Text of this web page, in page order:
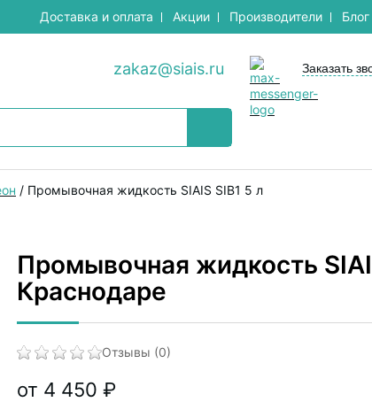
Доставка и оплата Акции Производители Блог
zakaz@siais.ru Заказать
/ Промывочная жидкость SIAIS SIB1 5 л
Промывочная жидкость
Краснодаре
Отзывы (0)
от 4 450 ₽